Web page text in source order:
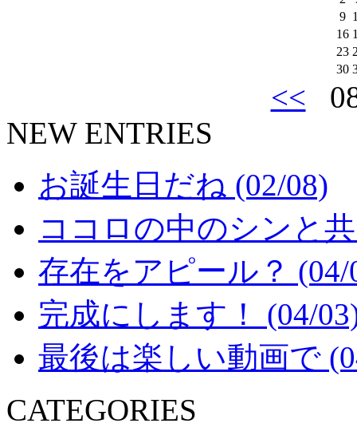
9
16
23
30
<<
NEW ENTRIES
お誕生日だね (02/08)
ココロの中のシンと
存在をアピール？ (04/
完成にします！ (04/
最後は楽しい動画で
CATEGORIES